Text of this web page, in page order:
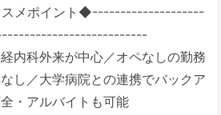
メポイント◆--------------------
経内科外来が中心／オペなしの勤務
なし／大学病院との連携でバックア
・アルバイトも可能